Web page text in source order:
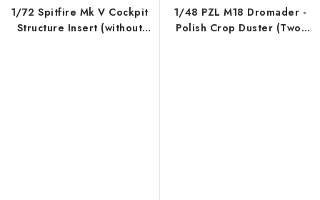
1/72 Spitfire Mk V Cockpit
Structure Insert (without
1/48 PZL M18 Dromader -
Polish Crop Duster (Two-